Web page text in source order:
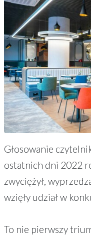
Głosowanie
ostatnich dni 2022
zwyciężył,
wzięły udział w
To nie pierwszy